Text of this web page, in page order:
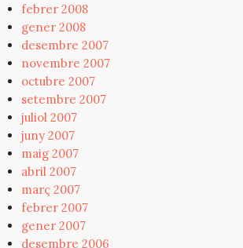
febrer 2008
gener 2008
desembre 2007
novembre 2007
octubre 2007
setembre 2007
juliol 2007
juny 2007
maig 2007
abril 2007
març 2007
febrer 2007
gener 2007
desembre 2006